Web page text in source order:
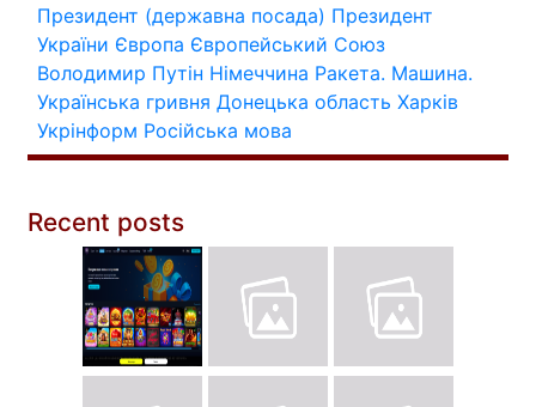
Президент (державна посада) Президент
України Європа Європейський Союз
Володимир Путін Німеччина Ракета. Машина.
Українська гривня Донецька область Харків
Укрінформ Російська мова
Recent posts